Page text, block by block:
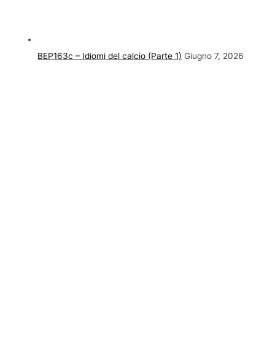
BEP163c – Idiomi del calcio (Parte 1) Giugno 7, 2026